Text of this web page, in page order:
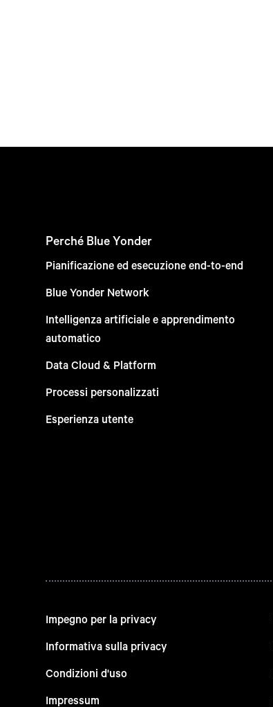
Perché Blue Yonder
Pianificazione ed esecuzione end-to-end
Blue Yonder Network
Intelligenza artificiale e apprendimento
automatico
Data Cloud & Platform
Processi personalizzati
Esperienza utente
Impegno per la privacy
Informativa sulla privacy
Condizioni d'uso
Impressum